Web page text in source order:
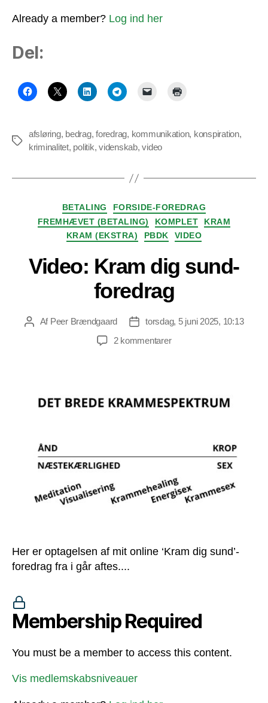
Already a member? Log ind her
Del:
Tags
afsløring, bedrag,foredrag, kommunikation, konspiration,
kriminalitet, politik,videnskab,video
Kategorier
BETALING
FORSIDE-FOREDRAG
FREMHÆVET (BETALING)
KOMPLET
KRAM
KRAM (EKSTRA)
PBDK VIDEO
Video: Kram dig sund-
foredrag
Indlægsforfatter
Af Peer Brændgaard Indlægsdato
torsdag, 5 juni 2025, 10:13
2 kommentarertil
foredrag
Her er optagelsen af mit online ‘Kram dig sund’-
foredrag fra i går aftes....
Membership Required
You must be a member to access this content.
Vis medlemskabsniveauer